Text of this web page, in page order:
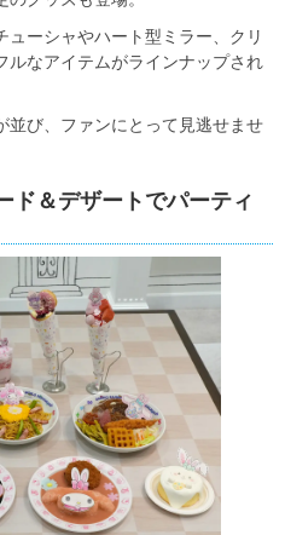
ューシャやハート型ミラー、クリ
ルなアイテムがラインナップされ
並び、ファンにとって見逃せませ
ド＆デザートでパーティ